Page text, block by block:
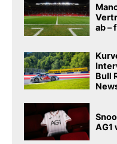
ab –
Bull
AG1